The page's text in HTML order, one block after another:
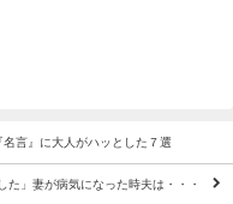
言』に大人がハッとした７選
た」妻が病気になった時夫は・・・